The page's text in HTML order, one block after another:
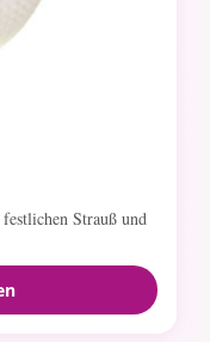
Strauß und